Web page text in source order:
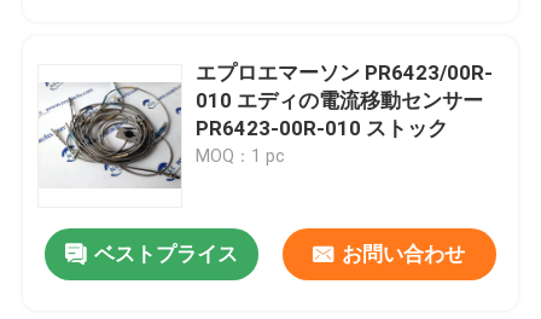
製品
わたしたち に つい て
工場 ツアー
エプロエマーソン PR6423/00R-
010 エディの電流移動センサー
PR6423-00R-010 ストック
MOQ：1 pc
ベストプライス お問い合わせ